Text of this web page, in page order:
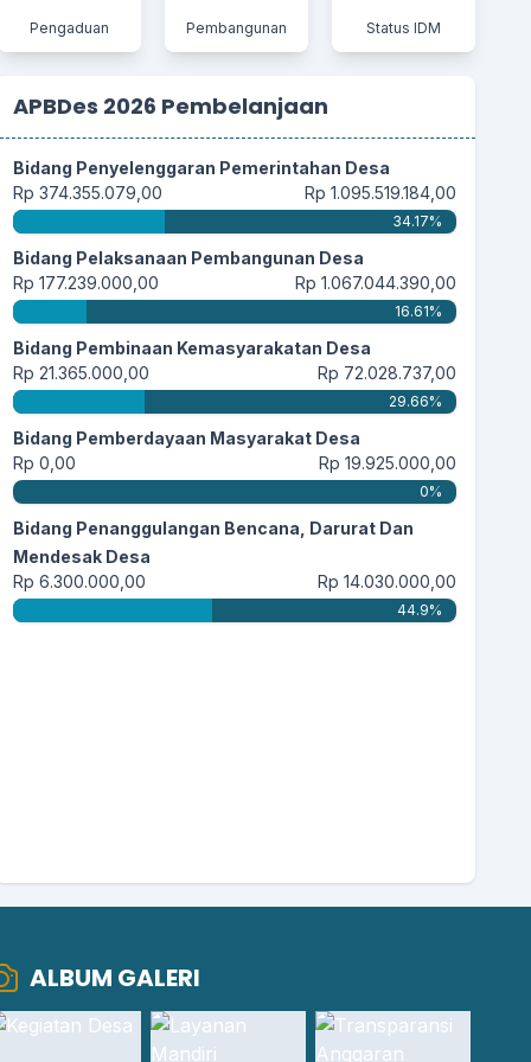
21 Juli 2025 20:20:45
Semoga lembaga yang dibentuk baru ini menjadi
28 Mei 2025 19:59:15
Alhamdulillah, InsyaAllah pembentukan
28 Mei 2025 14:23:46
Dengan terbentuk nya Koperasi Merah Putih..
saya rasa...selengkapnya
20 Mei 2025 06:13:00
Muda2han masyarakat tambah sukses dan
daerahx maju...selengkapnya
Pengaduan Pembangunan Status IDM
APBDes 2026 Pembelanjaan
Bidang Penyelenggaran Pemerintahan Desa
Rp 374.355.079,00
Rp 1.095.519.184,00
34.17%
Bidang Pelaksanaan Pembangunan Desa
Rp 177.239.000,00
Rp 1.067.044.390,00
16.61%
Bidang Pembinaan Kemasyarakatan Desa
Rp 21.365.000,00
Rp 72.028.737,00
29.66%
Bidang Pemberdayaan Masyarakat Desa
Rp 0,00
Rp 19.925.000,00
0%
Bidang Penanggulangan Bencana, Darurat Dan
Mendesak Desa
Rp 6.300.000,00
Rp 14.030.000,00
44.9%
ALBUM GALERI